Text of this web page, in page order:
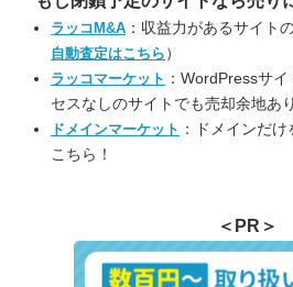
ラッコM&A ：収益力があるサイト
自動査定はこちら ）
ラッコマーケット ：WordPressサ
セスなしのサイトでも売却余地あり
ドメインマーケット ：ドメインだ
こちら！
＜PR＞